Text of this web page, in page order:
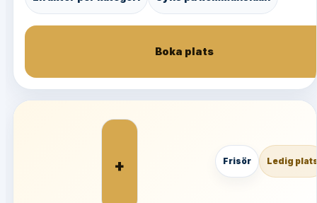
Boka plats
+ Frisör Ledig